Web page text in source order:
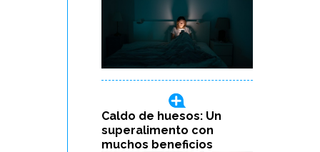
Caldo de huesos: Un
superalimento con
muchos beneficios